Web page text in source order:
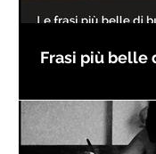
Frasi più belle